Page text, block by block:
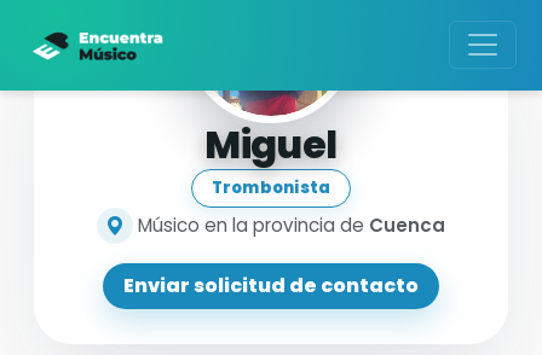
Miguel
Trombonista
Músico en la provincia de Cuenca
Enviar solicitud de contacto